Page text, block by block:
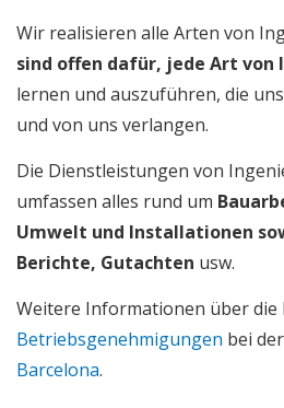
Wir realisieren alle Arten von
sind offen dafür, jede Art von
lernen und auszuführen, die
und von uns verlangen.
Die Dienstleistungen von
umfassen alles rund um
Umwelt und Installationen
Berichte, Gutachten usw.
Weitere Informationen über die
Betriebsgenehmigungen bei der
Barcelona.